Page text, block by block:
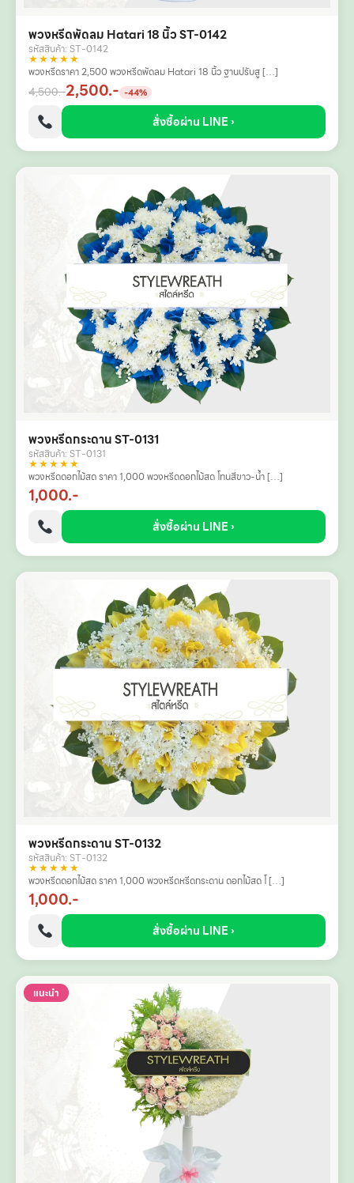
พวงหรีดพัดลม Hatari 18 นิ้ว ST-0142
รหัสสินค้า: ST-0142
★★★★★
พวงหรีดราคา 2,500 พวงหรีดพัดลม Hatari 18 นิ้ว ฐานปรับสู […]
4,500.-2,500.- -44%
สั่งซื้อผ่าน LINE ›
พวงหรีดกระดาน ST-0131
รหัสสินค้า: ST-0131
★★★★★
พวงหรีดดอกไม้สด ราคา 1,000 พวงหรีดดอกไม้สด โทนสีขาว-น้ำ […]
1,000.-
สั่งซื้อผ่าน LINE ›
พวงหรีดกระดาน ST-0132
รหัสสินค้า: ST-0132
★★★★★
พวงหรีดดอกไม้สด ราคา 1,000 พวงหรีดหรีดกระดาน ดอกไม้สด โ […]
1,000.-
สั่งซื้อผ่าน LINE ›
แนะนำ